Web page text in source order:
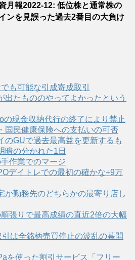
月報2022-12: 低位株と通常株の
ンを見誤った過去2番目の大負け
も可能な引成寄成取引
出たもののやってよかったという
の現金収納代行の終了により禁止
国民健康保険への支払いの可否
のGUで過去最高益を更新するも
暗の分かれた1日
作業でのマージ
デイトレでの最初の確かな+9万
か勤務先のどちらかの最寄り店し
張りで最高成績の直近2倍の大幅
は全銘柄売買停止の波乱の幕開
を使った割引サービス「フリー